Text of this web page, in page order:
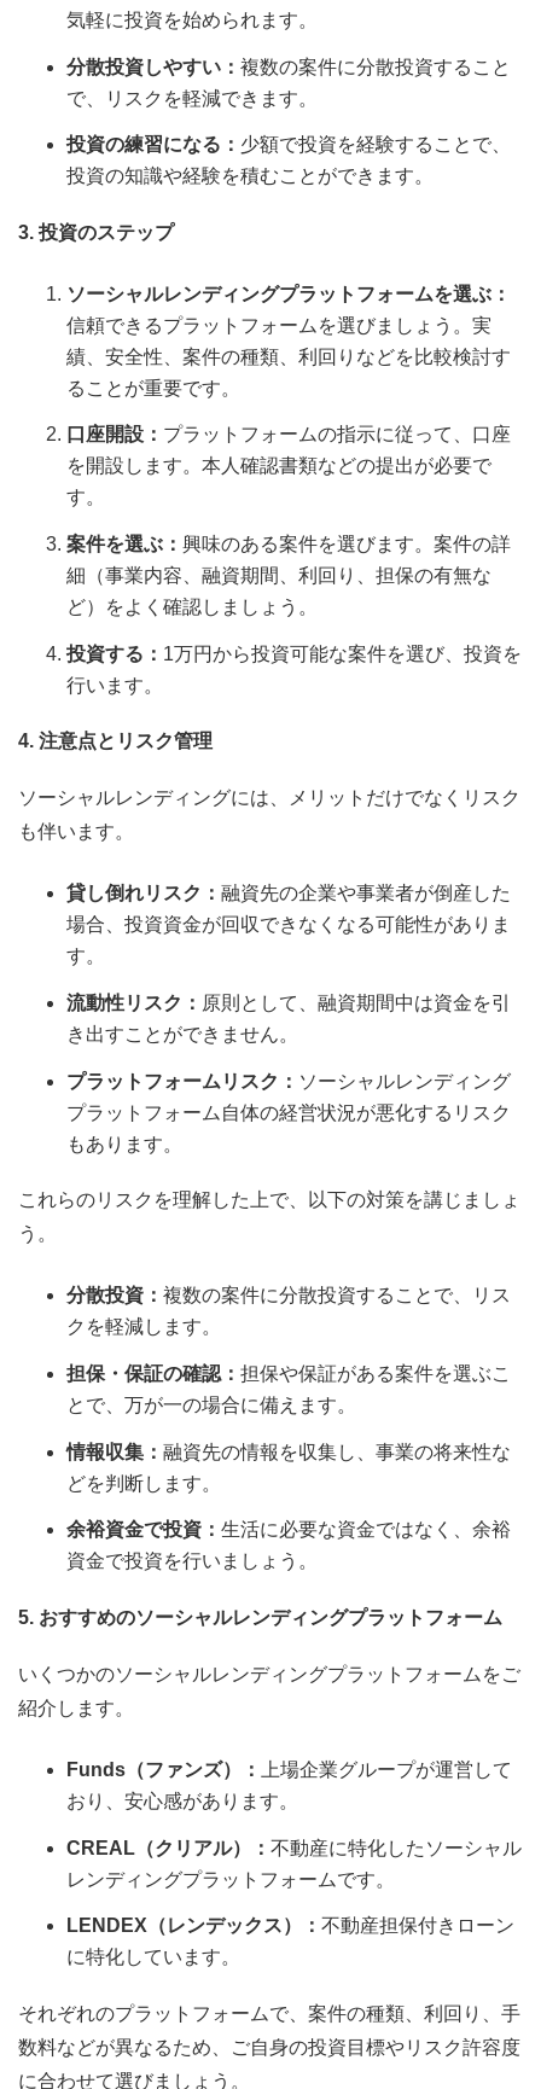
気軽に投資を始められます。
分散投資しやすい： 複数の案件に分散投資すること
で、リスクを軽減できます。
投資の練習になる： 少額で投資を経験することで、
投資の知識や経験を積むことができます。
3. 投資のステップ
ソーシャルレンディングプラットフォームを選ぶ：
信頼できるプラットフォームを選びましょう。実
績、安全性、案件の種類、利回りなどを比較検討す
ることが重要です。
口座開設： プラットフォームの指示に従って、口座
を開設します。本人確認書類などの提出が必要で
す。
案件を選ぶ： 興味のある案件を選びます。案件の詳
細（事業内容、融資期間、利回り、担保の有無な
ど）をよく確認しましょう。
投資する： 1万円から投資可能な案件を選び、投資を
行います。
4. 注意点とリスク管理
ソーシャルレンディングには、メリットだけでなくリスク
も伴います。
貸し倒れリスク： 融資先の企業や事業者が倒産した
場合、投資資金が回収できなくなる可能性がありま
す。
流動性リスク： 原則として、融資期間中は資金を引
き出すことができません。
プラットフォームリスク： ソーシャルレンディング
プラットフォーム自体の経営状況が悪化するリスク
もあります。
これらのリスクを理解した上で、以下の対策を講じましょ
う。
分散投資： 複数の案件に分散投資することで、リス
クを軽減します。
担保・保証の確認： 担保や保証がある案件を選ぶこ
とで、万が一の場合に備えます。
情報収集： 融資先の情報を収集し、事業の将来性な
どを判断します。
余裕資金で投資： 生活に必要な資金ではなく、余裕
資金で投資を行いましょう。
5. おすすめのソーシャルレンディングプラットフォーム
いくつかのソーシャルレンディングプラットフォームをご
紹介します。
Funds（ファンズ）：
上場企業グループが運営して
おり、安心感があります。
CREAL（クリアル）： 不動産に特化したソーシャル
レンディングプラットフォームです。
LENDEX（レンデックス）： 不動産担保付きローン
に特化しています。
それぞれのプラットフォームで、案件の種類、利回り、手
数料などが異なるため、ご自身の投資目標やリスク許容度
に合わせて選びましょう。